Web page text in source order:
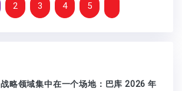
2 3 4 5
战略领域集中在一个场地：巴库 2026 年